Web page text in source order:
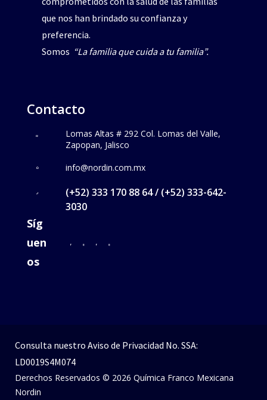
que nos han brindado su confianza y
preferencia.
Somos “La familia que cuida a tu familia”.
Contacto
Lomas Altas # 292 Col. Lomas del Valle,
Zapopan, Jalisco
info@nordin.com.mx
(+52) 333 170 88 64 / (+52) 333-642-
3030
Síg
uen
os
Consulta nuestro Aviso de Privacidad No. SSA:
LD0019S4M074
Derechos Reservados © 2026 Química Franco Mexicana
Nordin